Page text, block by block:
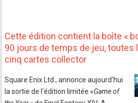
Cette édition contient la boîte «
90 jours de temps de jeu, toutes
cinq cartes collector
Square Enix Ltd., annonce aujourd'hui
la sortie de l'édition limitée «Game of